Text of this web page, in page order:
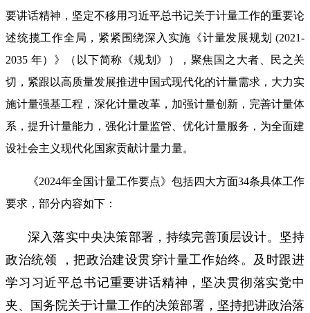
要讲话精神，坚定不移用习近平总书记关于计量工作的重要论
述统揽工作全局，紧紧围绕深入实施《计量发展规划 (2021-
2035 年）》（以下简称《规划》），聚焦国之大者、民之关
切，紧跟以高质量发展推进中国式现代化的计量需求，大力实
施计量强基工程，深化计量改革，加强计量创新，完善计量体
系，提升计量能力，强化计量监管、优化计量服务，为全面建
设社会主义现代化国家贡献计量力量。
《2024年全国计量工作要点》包括四大方面34条具体工作
要求，部分内容如下：
深入落实中央决策部署，持续完善顶层设计。坚持
政治统领 ，把政治建设贯穿计量工作始终。及时跟进
学习习近平总书记重要讲话精神，坚决贯彻落实党中
夹、国务院关于计量工作的决策部署，坚持把讲政治落